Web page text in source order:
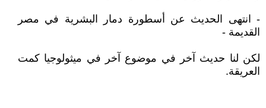
- انتهى الحديث عن أسطورة دمار البشرية في مصر
القديمة -
لكن لنا حديث آخر في موضوع آخر في ميثولوجيا كمت
العريقة.